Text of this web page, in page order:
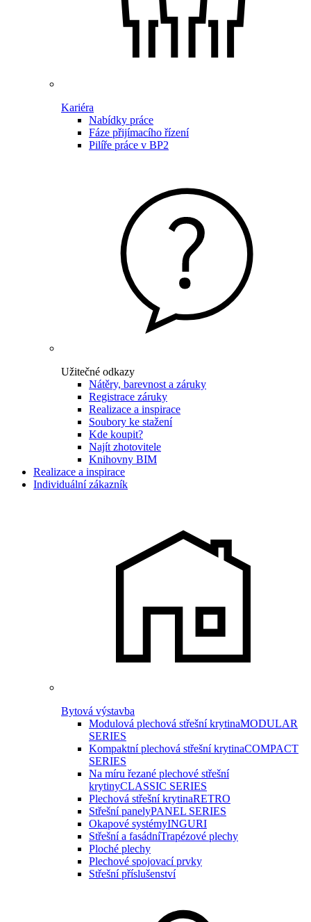
Kariéra
Nabídky práce
Fáze přijímacího řízení
Pilíře práce v BP2
Užitečné odkazy
Nátěry, barevnost a záruky
Registrace záruky
Realizace a inspirace
Soubory ke stažení
Kde koupit?
Najít zhotovitele
Knihovny BIM
Realizace a inspirace
Individuální zákazník
Bytová výstavba
Modulová plechová střešní krytinaMODULAR
SERIES
Kompaktní plechová střešní krytinaCOMPACT
SERIES
Na míru řezané plechové střešní
krytinyCLASSIC SERIES
Plechová střešní krytinaRETRO
Střešní panelyPANEL SERIES
Okapové systémyINGURI
Střešní a fasádníTrapézové plechy
Ploché plechy
Plechové spojovací prvky
Střešní příslušenství